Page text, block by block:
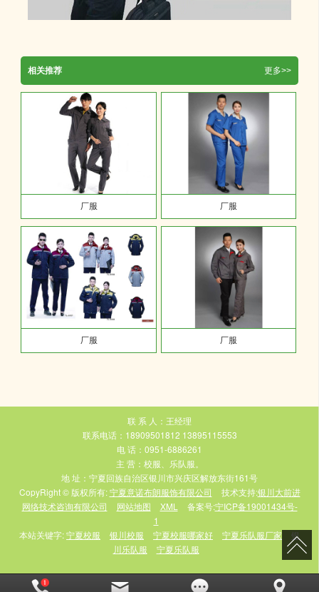
相关推荐 更多>>
厂服 厂服
厂服 厂服
联 系 人：王经理
联系电话：18909501812 13895115553
电 话：0951-6886261
主 营：校服、乐队服。
地 址：宁夏回族自治区银川市兴庆区解放东街161号
CopyRight © 版权所有:宁夏意诺布朗服饰有限公司 技术支持:银川大前进
网络技术咨询有限公司
网站地图 XML 备案号:宁ICP备19001434号-
1
本站关键字:宁夏校服 银川校服 宁夏校服哪家好 宁夏乐队服厂家
银
川乐队服
宁夏乐队服